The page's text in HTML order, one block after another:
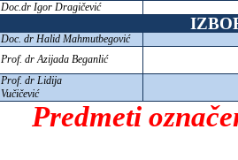
Doc.dr Igor Dragičević
Doc. dr Halid Mahmutbegović
Prof. dr Azijada Beganlić
Prof. dr Lidija
Vučičević
Predmeti